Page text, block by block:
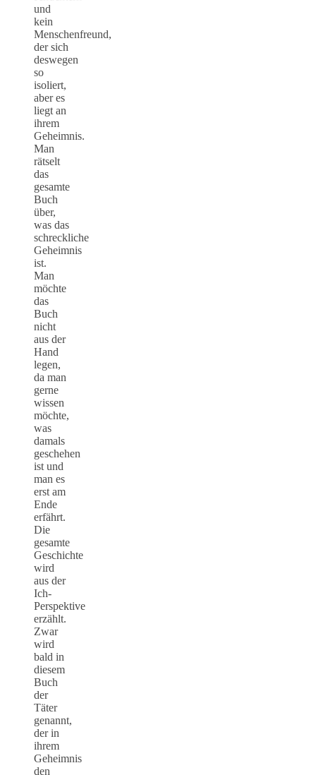
und
kein
Menschenfreund,
der sich
deswegen
so
isoliert,
aber es
liegt an
ihrem
Geheimnis.
Man
rätselt
das
gesamte
Buch
über,
was das
schreckliche
Geheimnis
ist.
Man
möchte
das
Buch
nicht
aus der
Hand
legen,
da man
gerne
wissen
möchte,
was
damals
geschehen
ist und
man es
erst am
Ende
erfährt.
Die
gesamte
Geschichte
wird
aus der
Ich-
Perspektive
erzählt.
Zwar
wird
bald in
diesem
Buch
der
Täter
genannt,
der in
ihrem
Geheimnis
den